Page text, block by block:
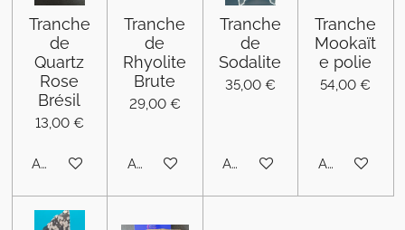
Tranche
de
Quartz
Rose
Brésil
13,00 €
Ajouter au panier
Tranche
de
Rhyolite
Brute
29,00 €
Ajouter au panier
Tranche
de
Sodalite
35,00 €
Ajouter au panier
Tranche
Mookaït
e polie
54,00 €
Ajouter au